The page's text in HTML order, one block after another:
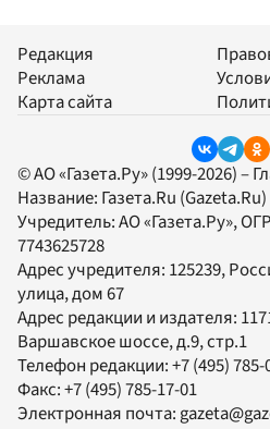
Редакция
Реклама
Карта сайта
© АО «Газета.Ру» (1999-2026) –
Название: Газета.Ru (Gazeta.Ru)
Учредитель:АО «Газета.Ру»,
7743625728
Адрес учредителя: 125239,
улица, дом 67
Адрес редакции и издателя:
Варшавское шоссе, д.9, стр.1
Телефон редакции:+7 (495)
Факс:+7 (495) 785-17-01
Электронная почта: